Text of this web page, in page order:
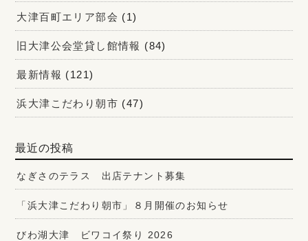
大津百町エリア部会 (1)
旧大津公会堂貸し館情報 (84)
最新情報 (121)
浜大津こだわり朝市 (47)
最近の投稿
なぎさのテラス 出店テナント募集
「浜大津こだわり朝市」８月開催のお知らせ
びわ湖大津 ビワコイ祭り 2026